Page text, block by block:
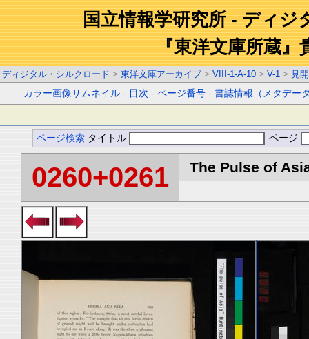
国立情報学研究所 - ディジ
『東洋文庫所蔵』
ディジタル・シルクロード > 東洋文庫アーカイブ > VIII-1-A-10 > V-1 > 見
カラー画像サムネイル - 目次 -ページ番号 -書誌情報（メタデー
ページ検索 タイトル ページ
0260+0261 The Pulse of